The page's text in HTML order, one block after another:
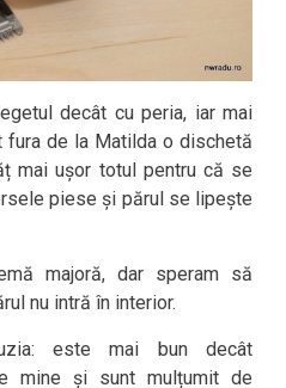
decât cu peria, iar mai
de la Matilda o dischetă
mai ușor totul pentru că se
piese și părul se lipește
majoră, dar speram să
nu intră în interior.
este mai bun decât
mine și sunt mulțumit de